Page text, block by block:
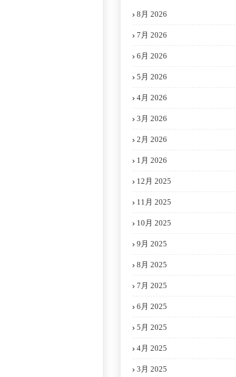
8月 2026
7月 2026
6月 2026
5月 2026
4月 2026
3月 2026
2月 2026
1月 2026
12月 2025
11月 2025
10月 2025
9月 2025
8月 2025
7月 2025
6月 2025
5月 2025
4月 2025
3月 2025